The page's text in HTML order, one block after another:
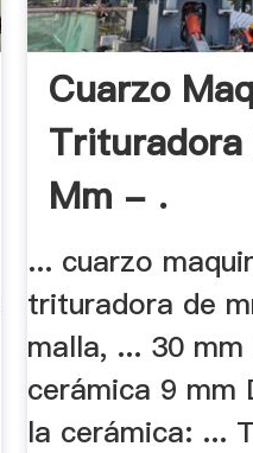
Cuarzo
Trituradora
Mm - .
... cuarzo
trituradora de
malla, ... 30 mm
cerámica 9 mm
la cerámica: ...